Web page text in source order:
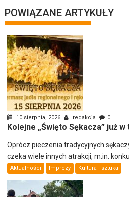
POWIĄZANE ARTYKUŁY
10 sierpnia, 2026 redakcja 0
Kolejne „Święto Sękacza” już
Oprócz pieczenia tradycyjnych
czeka wiele innych atrakcji, m.in.
Aktualności Imprezy Kultura i sztuka